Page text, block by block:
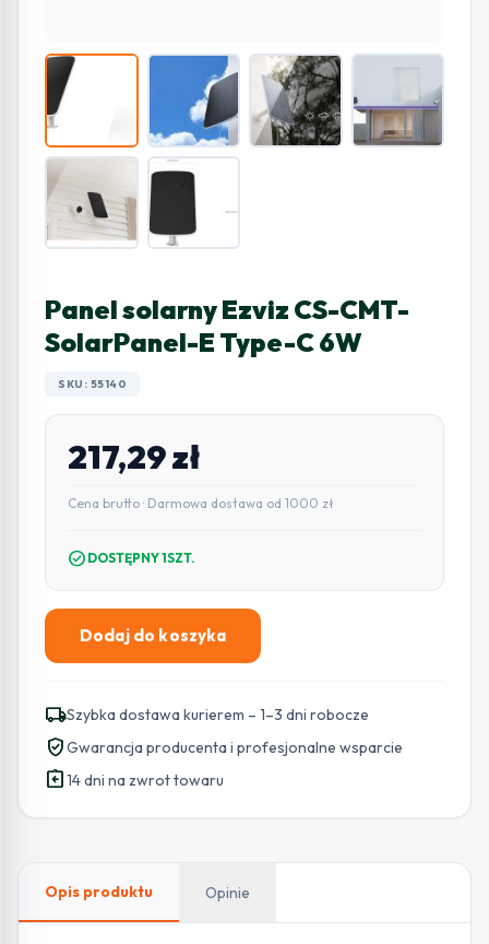
Panel solarny Ezviz CS-CMT-
SolarPanel-E Type-C 6W
SKU: 55140
217,29zł
Cena brutto · Darmowa dostawa od 1000 zł
check_circle DOSTĘPNY 1SZT.
ilość
Ezviz
CS-
CMT-
C
Dodaj do koszyka
local_shippingSzybka dostawa kurierem – 1–3 dni robocze
verified_userGwarancja producenta i profesjonalne wsparcie
assignment_return14 dni na zwrot towaru
Opis produktu Opinie